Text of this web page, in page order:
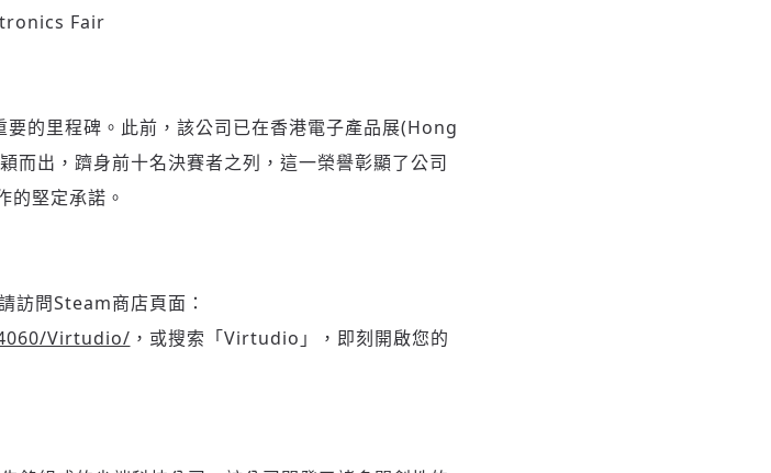
Fair
的里程碑。此前，該公司已在香港電子產品展(Hong
出，躋身前十名決賽者之列，這一榮譽彰顯了公司
的堅定承諾。
問Steam商店頁面：
Virtudio/ ，或搜索「Virtudio」，即刻開啟您的